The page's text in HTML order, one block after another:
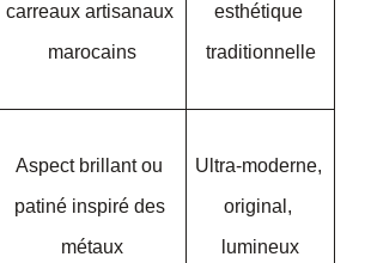
carreaux artisanaux
marocains
esthétique
traditionnelle
Aspect brillant ou
patiné inspiré des
métaux
Ultra-moderne,
original,
lumineux